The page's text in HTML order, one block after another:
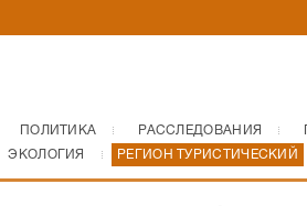
ПОЛИТИКА РАССЛЕДОВАНИЯ
ЭКОЛОГИЯ РЕГИОН ТУРИСТИЧЕСКИЙ